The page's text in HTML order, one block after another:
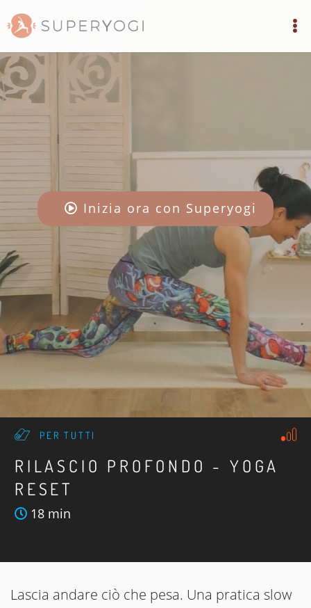
Inizia ora con Superyogi
PER TUTTI
RILASCIO PROFONDO - YOGA
RESET
18 min
Lascia andare ciò che pesa. Una pratica slow